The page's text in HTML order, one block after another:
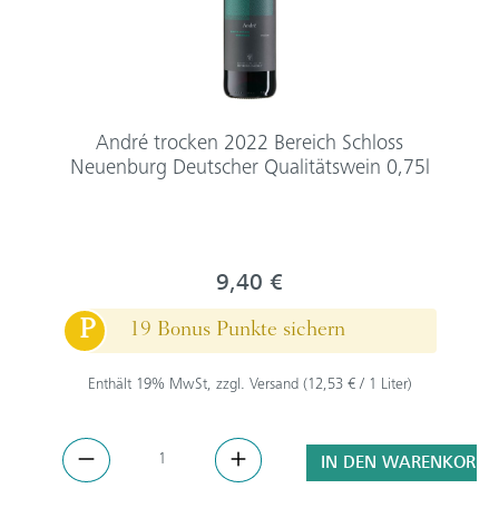
André trocken 2022 Bereich Schloss
Neuenburg Deutscher Qualitätswein 0,75l
9,40 €
P
19 Bonus Punkte sichern
Enthält 19% MwSt, zzgl. Versand (12,53 € / 1 Liter)
IN DEN WARENKORB